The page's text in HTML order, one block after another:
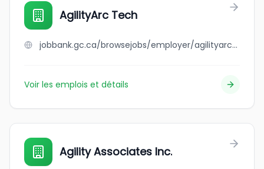
AgilityArc Tech
jobbank.gc.ca/browsejobs/employer/agilityarc+tech/ca
Voir les emplois et détails
Agility Associates Inc.